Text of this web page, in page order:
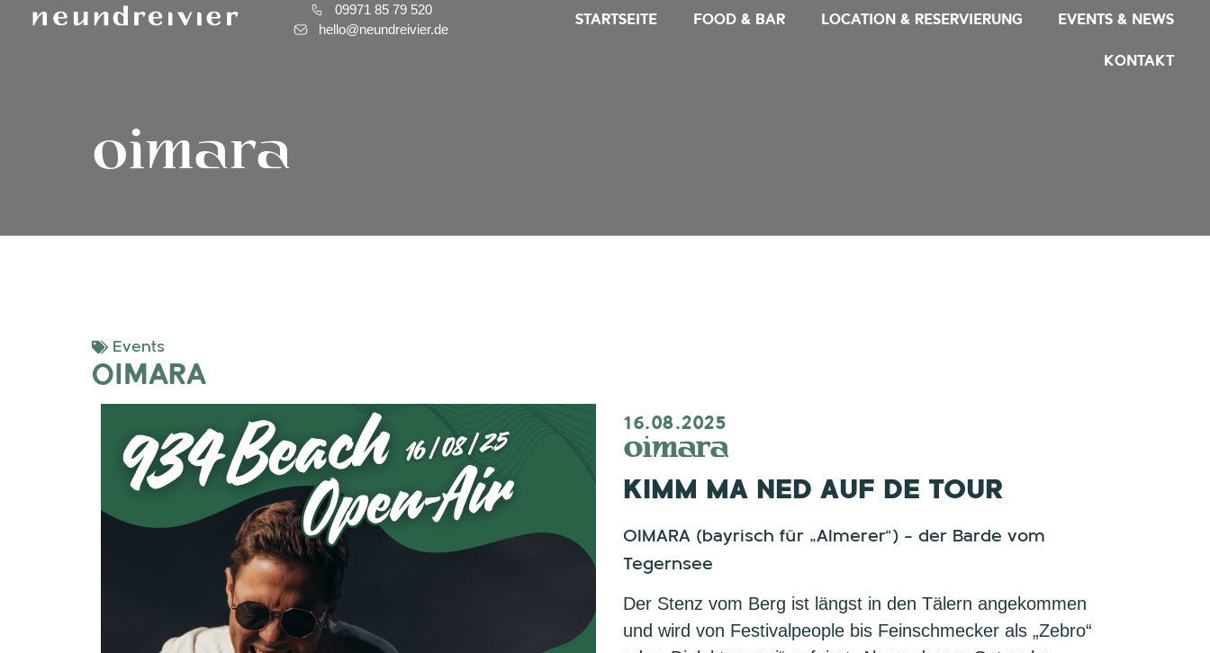
09971 85 79 520
hello@neundreivier.de
STARTSEITE FOOD & BAR LOCATION & RESERVIERUNG
EVENTS & NEWS
KONTAKT
oimara
Events
Oimara
16.08.2025
oimara
KIMM MA NED AUF DE TOUR
OIMARA (bayrisch für „Almerer“) – der Barde vom
Tegernsee
Der Stenz vom Berg ist längst in den Tälern angekommen
und wird von Festivalpeople bis Feinschmecker als „Zebro“